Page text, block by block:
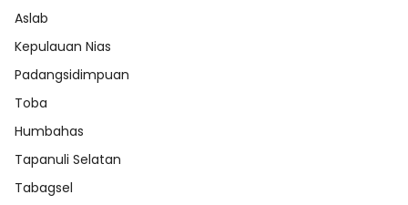
Aslab
Kepulauan Nias
Padangsidimpuan
Toba
Humbahas
Tapanuli Selatan
Tabagsel